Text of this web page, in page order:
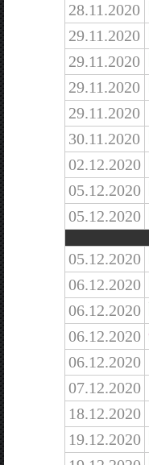
28.11.2020
29.11.2020
29.11.2020
29.11.2020
29.11.2020
30.11.2020
02.12.2020
05.12.2020
05.12.2020
05.12.2020
06.12.2020
06.12.2020
06.12.2020
06.12.2020
07.12.2020
18.12.2020
19.12.2020